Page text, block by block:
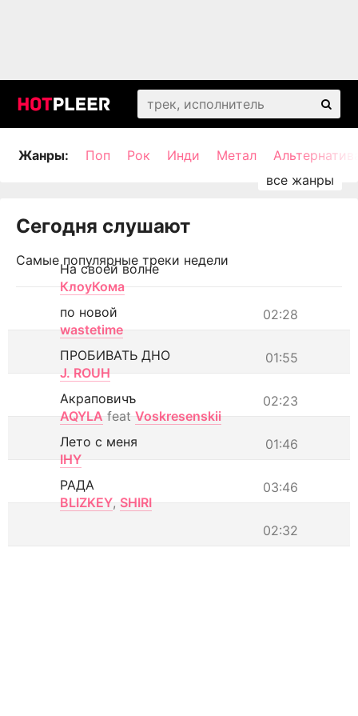
Жанры: Поп Рок Инди Метал
Сегодня слушают
Самые популярные треки недели
На своей волне
КлоуКома
02:28
по новой
wastetime
01:55
ПРОБИВАТЬ ДНО
J. ROUH
02:23
Акраповичъ
AQYLA feat Voskresenskii
01:46
Лето с меня
IHY
03:46
РАДА
BLIZKEY, SHIRI
02:32